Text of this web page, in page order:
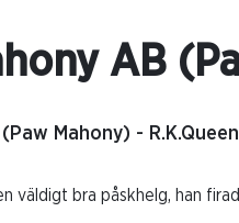
AB
Mahony) - R.K.Queen
väldigt bra påskhelg, han